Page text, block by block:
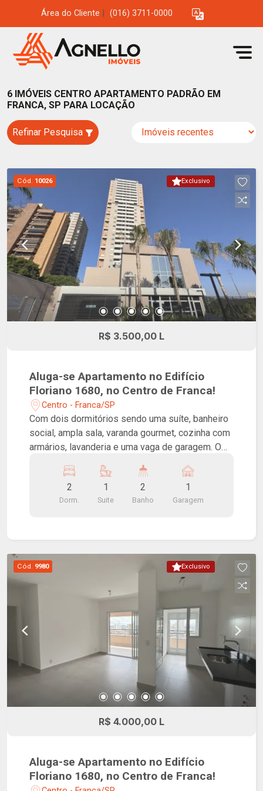
Área do Cliente (016) 3711-0000
6 IMÓVEIS CENTRO APARTAMENTO PADRÃO EM
FRANCA, SP PARA LOCAÇÃO
Refinar Pesquisa
Exclusivo
Cód. 10026
R$ 3.500,00 L
Aluga-se Apartamento no Edifício
Floriano 1680, no Centro de Franca!
Centro - Franca/SP
Com dois dormitórios sendo uma suíte, banheiro
social, ampla sala, varanda gourmet, cozinha com
armários, lavanderia e uma vaga de garagem. O
paraíso particular, com conceito Beach Pool, com
piscina em formato de onda, espelhos d`agua no
hall de entrada e arquitetura contemporânea que
caminhada, pet place, salão de festas adulto e
infantil, family club com churrasqueira, forno de
pizza e piscina exclusivos. Localização
privilegiada na região central, próximo a centros
comerciais importantes, academias e escolas.
2
Dorm.
1
Suite
2
Banho
1
Garagem
Exclusivo
Cód. 9980
R$ 4.000,00 L
Aluga-se Apartamento no Edifício
Floriano 1680, no Centro de Franca!